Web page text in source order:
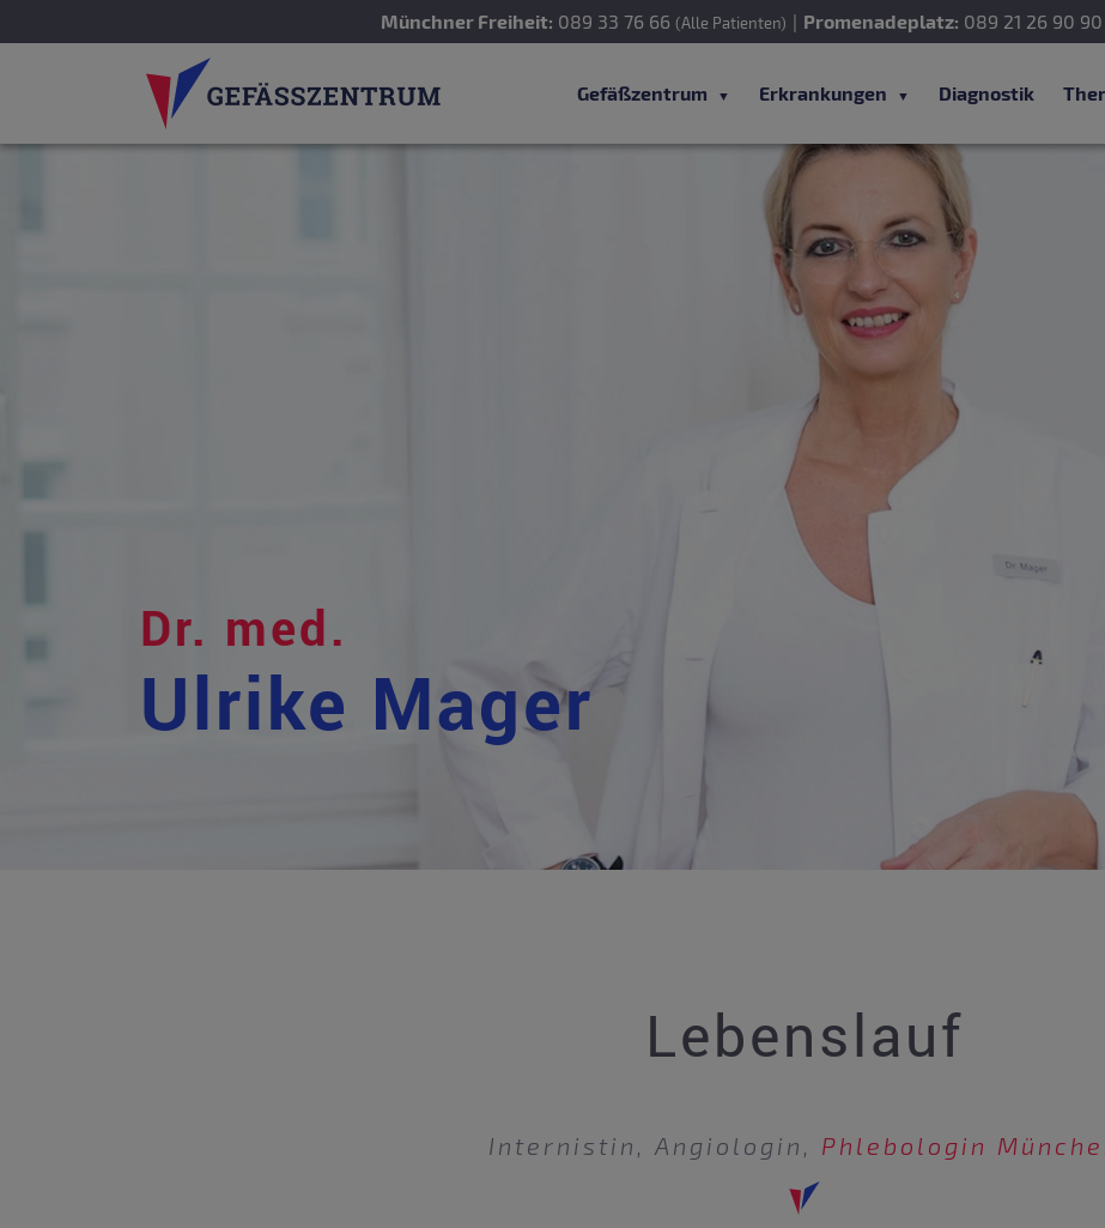
Münchner Freiheit: 089 33 76 66 (Alle Patienten) | Promenadeplatz: 089 21 26 90 90
Gefäßzentrum Erkrankungen Diagnostik
Dr. med.
Ulrike Mager
Lebenslauf
Internistin, Angiologin, Phlebologin